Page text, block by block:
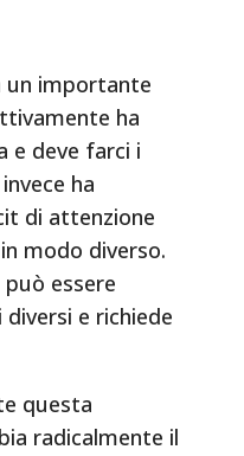
un importante
ha
e deve farci i
ha
di attenzione
modo diverso.
essere
e richiede
questa
radicalmente il